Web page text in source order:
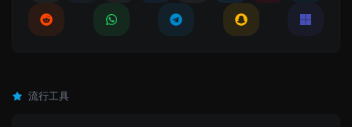
流行工具